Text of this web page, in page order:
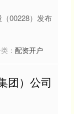
00228）发布
： 配资开户
团）公司